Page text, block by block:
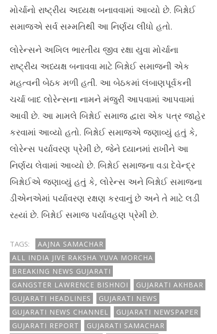
ગેંગસ્ટર લોરેન્સ બિશ્નોઈને અખિલ ભારતીય જીવ રક્ષા યુવા મોર્ચામાં
મહત્વની જવાબદારી સોંપાઈ
October
2024
મોર્ચાનો રાષ્ટ્રીય અધ્યક્ષ બનાવવામાં આવ્યો છે. બિશ્નોઈ
સમાજએ સર્વ સમ્મતિથી આ નિર્ણય લીધો હતો.
લોરેન્સને અખિલ ભારતીય જીવ રક્ષા યુવા મોર્ચાના
રાષ્ટ્રીય અધ્યક્ષ બનાવવા માટે બિશ્નોઈ સમાજની એક
મહત્વની બેઠક મળી હતી. આ બેઠકમાં લંબાણપૂર્વકની
ચર્ચા બાદ લોરેન્સના નામને મંજુરી આપવામાં આપવામાં
આવી છે. આ મામલે બિશ્નોઈ સમાજ દ્વારા એક પત્ર જાહેર
કરવામાં આવ્યો હતો. બિશ્નોઈ સમાજએ જણાવ્યું હતું કે,
લોરેન્સ પર્યાવરણ પ્રેમી છે, જેને ધ્યાનમાં રાખીને આ
નિર્ણય લેવામાં આવ્યો છે. બિશ્નોઈ સમાજના વડા દેવેન્દ્ર
બિશ્નોઈએ જણાવ્યું હતું કે, લોરેન્સ અને બિશ્નોઈ સમાજના
ડીએનએમાં પર્યાવરણ રક્ષણ કરવાનું છે અને તે માટે લડી
રહ્યાં છે. બિશ્નોઈ સમાજ પર્યાવહણ પ્રેમી છે.
TAGS:
AAJNA SAMACHAR
ALL INDIA JIVE RAKSHA YUVA MORCHA
BREAKING NEWS GUJARATI
GANGSTER LAWRENCE BISHNOI
GUJARATI AKHBAR
GUJARATI HEADLINES
GUJARATI NEWS
GUJARATI NEWS CHANNEL
GUJARATI NEWSPAPER
GUJARATI REPORT
GUJARATI SAMACHAR